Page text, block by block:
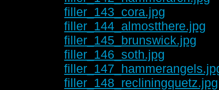
filler_143_cora.jpg
filler_144_almostthere.jpg
filler_145_brunswick.jpg
filler_146_soth.jpg
filler_148_recliningquetz.jpg